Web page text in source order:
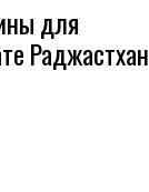
для
Раджастхан